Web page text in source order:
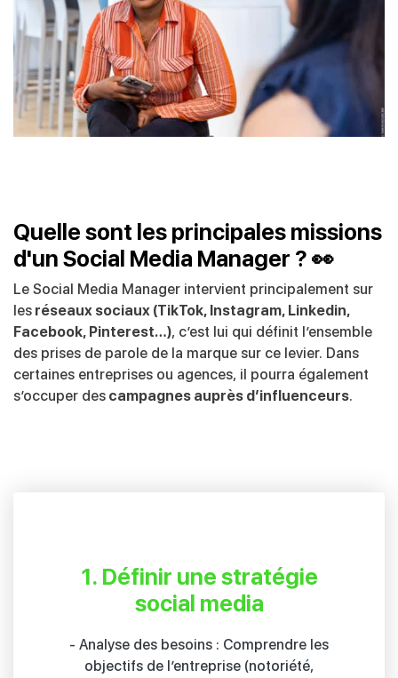
Quelle sont les principales missions
d'un Social Media Manager ? 👀
Le Social Media Manager intervient principalement sur
les réseaux sociaux (TikTok, Instagram, Linkedin,
Facebook, Pinterest…), c’est lui qui définit l’ensemble
des prises de parole de la marque sur ce levier. Dans
certaines entreprises ou agences, il pourra également
s’occuper des campagnes auprès d’influenceurs.
1. Définir une stratégie
social media
- Analyse des besoins : Comprendre les
objectifs de l’entreprise (notoriété,